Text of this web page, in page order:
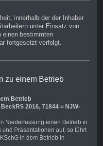
innerhalb der der Inhaber
unter Einsatz von
einen bestimmten
fortgesetzt verfolgt.
zu einem Betrieb
Betrieb
2016, 71844 = NJW-
Niederlassung einen Betrieb in
Präsentationen auf, so führt
in dem Betrieb in